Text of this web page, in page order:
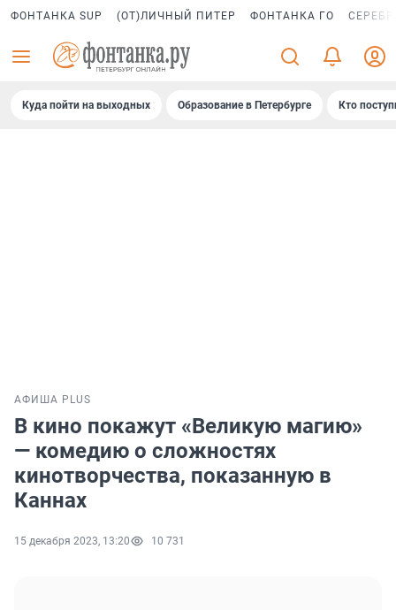
ФОНТАНКА SUP (ОТ)ЛИЧНЫЙ ПИТЕР ФОНТАНКА ГО
Куда пойти на выходных Образование в Петербурге Кто
АФИША PLUS
В кино покажут «Великую магию»
— комедию о сложностях
кинотворчества, показанную в
Каннах
15 декабря 2023, 13:20 10 731